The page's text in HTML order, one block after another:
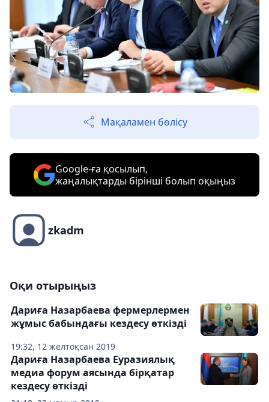
Мақаламен бөлісу
Google-ға қосылып,
жаңалықтарды бірінші болып оқыңыз
zkadm
Оқи отырыңыз
19:32, 12 желтоқсан 2019
Дариға Назарбаева фермерлермен
жұмыс бабындағы кездесу өткізді
Дариға Назарбаева Еуразиялық
медиа форум аясында бірқатар
кездесу өткізді